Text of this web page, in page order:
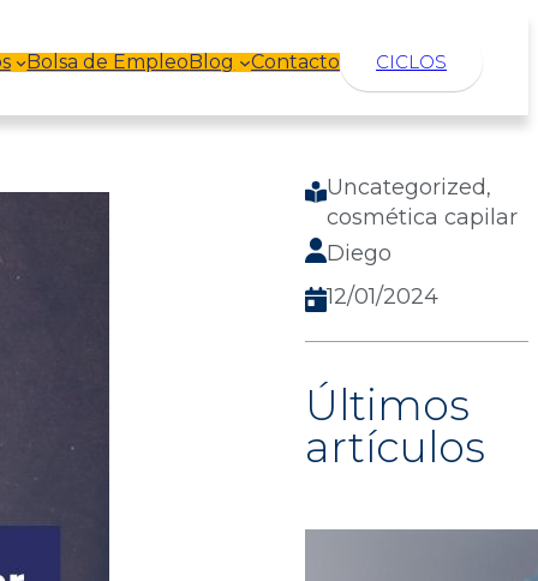
Bolsa de EmpleoBlog Contacto CICLOS
Uncategorized
cosmética capilar
Diego
12/01/2024
Últimos
artículos